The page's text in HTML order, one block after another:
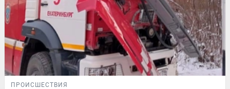
ПРОИСШЕСТВИЯ